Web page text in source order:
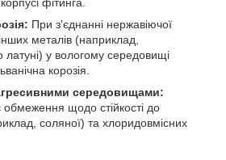
При з'єднанні нержавіючої
металів (наприклад,
латуні) у вологому середовищі
корозія.
середовищами:
обмеження щодо стійкості до
соляної) та хлоридовмісних